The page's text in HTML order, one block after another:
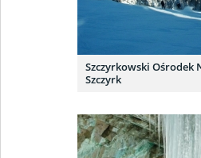
Szczyrkowski Ośrodek
Szczyrk